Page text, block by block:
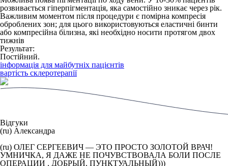
розвивається гіперпігментація, яка самостійно зникає через рік.
Важливим моментом після процедури є помірна компресія
оброблених зон; для цього використовуються еластичні бинти
або компресійна білизна, які необхідно носити протягом двох
тижнів
Результат:
Постійний.
інформація для майбутніх пацієнтів
вартість склеротерапії
Відгуки
(ru) Александра
(ru) ОЛЕГ СЕРГЕЕВИЧ — ЭТО ПРОСТО ЗОЛОТОЙ ВРАЧ!
УМНИЧКА, Я ДАЖЕ НЕ ПОЧУВСТВОВАЛА БОЛИ ПОСЛЕ
ОПЕРАЦИИ , ДОБРЫЙ, ПУНКТУАЛЬНЫЙ)))